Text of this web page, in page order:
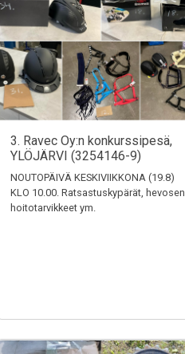
3. Ravec Oy:n konkurssipesä,
YLÖJÄRVI (3254146-9)
NOUTOPÄIVÄ KESKIVIIKKONA (19.8)
KLO 10.00. Ratsastuskypärät, hevosen
hoitotarvikkeet ym.